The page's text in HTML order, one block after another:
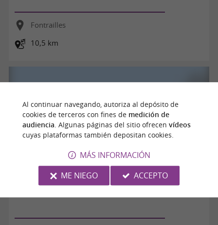
Fontrailles
10,5 km
Al continuar navegando, autoriza al depósito de
cookies de terceros con fines de medición de
audiencia . Algunas páginas del sitio ofrecen vídeos
cuyas plataformas también depositan cookies.
MÁS INFORMACIÓN
ME NIEGO
ACCEPTO